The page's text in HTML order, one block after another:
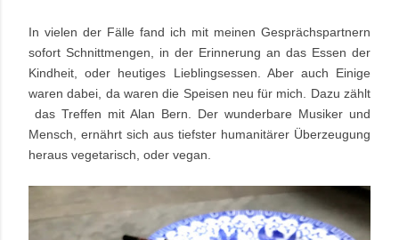
In vielen der Fälle fand ich mit meinen Gesprächspartnern
sofort Schnittmengen, in der Erinnerung an das Essen der
Kindheit, oder heutiges Lieblingsessen. Aber auch Einige
waren dabei, da waren die Speisen neu für mich. Dazu zählt
das Treffen mit Alan Bern. Der wunderbare Musiker und
Mensch, ernährt sich aus tiefster humanitärer Überzeugung
heraus vegetarisch, oder vegan.